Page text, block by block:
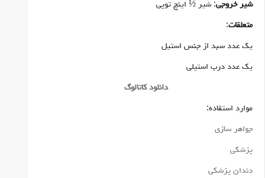
شیر خروجی: شیر ½ اینچ توپی
متعلقات:
یک عدد سبد از جنس استیل
یک عدد درب استیلی
دانلود کاتالوگ
موارد استفاده:
جواهر سازی
پزشکی
دندان پزشکی